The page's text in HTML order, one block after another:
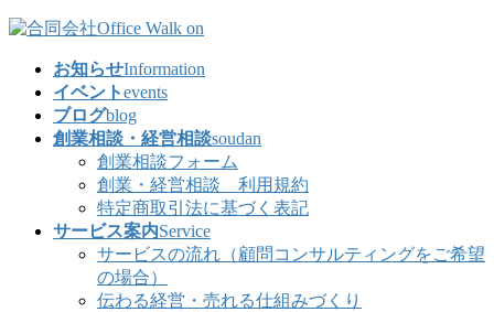
コ
ナ
お知らせInformation
イベントevents
ブログblog
創業相談・経営相談soudan
創業相談フォーム
創業・経営相談 利用規約
特定商取引法に基づく表記
サービス案内Service
サービスの流れ（顧問コンサルティングをご希望
の場合）
伝わる経営・売れる仕組みづくり